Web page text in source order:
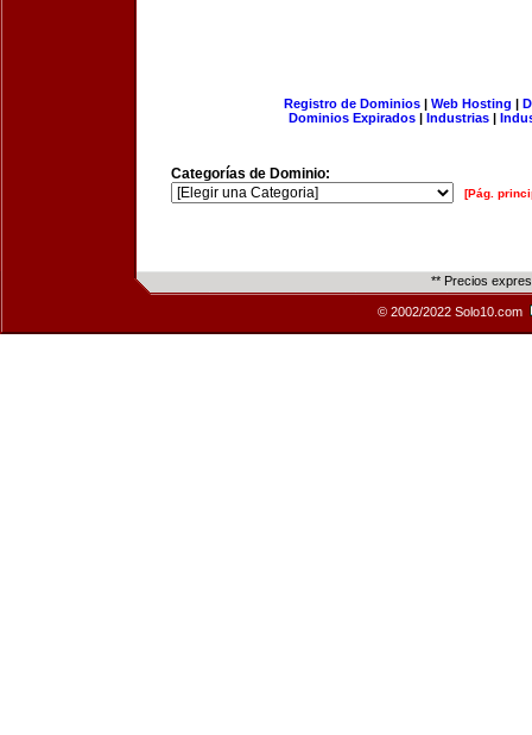
Registro de Dominios| Web Hosting |
Dominios Expirados | Industrias |
Categorías de Dominio:
[Pág.
** Precios
© 2002/2022 Solo10.com